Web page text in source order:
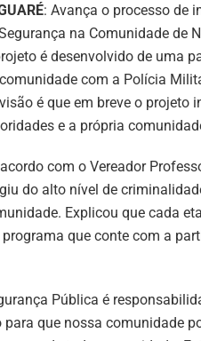
: Avança o processo de
na Comunidade de
é desenvolvido de uma
com a Polícia
é que em breve o projeto
e a própria
acordo com o Vereador
do alto nível de
Explicou que cada
que conte com a
Pública é
que nossa comunidade